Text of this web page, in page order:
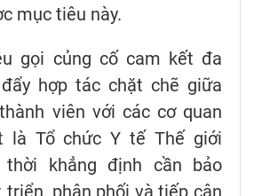
mục tiêu này.
gọi củng cố cam kết đa
hợp tác chặt chẽ giữa
viên với các cơ quan
là Tổ chức Y tế Thế giới
thời khẳng định cần bảo